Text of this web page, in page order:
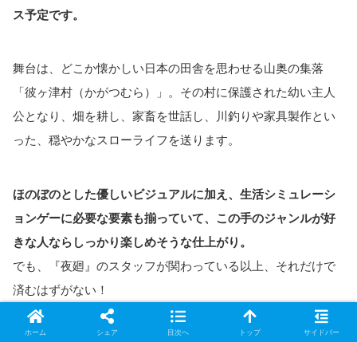
ス予定です。
舞台は、どこか懐かしい日本の田舎を思わせる山奥の集落
「彼ヶ津村（かがつむら）」。その村に保護された幼い主人
公となり、畑を耕し、家畜を世話し、川釣りや家具製作とい
った、穏やかなスローライフを送ります。
ほのぼのとした優しいビジュアルに加え、生活シミュレーシ
ョンゲーに必要な要素も揃っていて、この手のジャンルが好
きな人ならしっかり楽しめそうな仕上がり。
でも、『夜廻』のスタッフが関わっている以上、それだけで
済むはずがない！
ホーム シェア 目次へ トップ サイドバー